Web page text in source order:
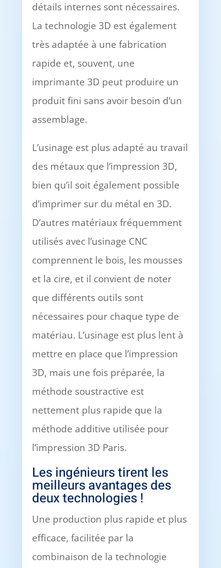
détails internes sont nécessaires.
La technologie 3D est également
très adaptée à une fabrication
rapide et, souvent, une
imprimante 3D peut produire un
produit fini sans avoir besoin d’un
assemblage.
L’usinage est plus adapté au travail
des métaux que l’impression 3D,
bien qu’il soit également possible
d’imprimer sur du métal en 3D.
D’autres matériaux fréquemment
utilisés avec l’usinage CNC
comprennent le bois, les mousses
et la cire, et il convient de noter
que différents outils sont
nécessaires pour chaque type de
matériau. L’usinage est plus lent à
mettre en place que l’impression
3D, mais une fois préparée, la
méthode soustractive est
nettement plus rapide que la
méthode additive utilisée pour
l’impression 3D Paris.
Les ingénieurs tirent les
meilleurs avantages des
deux technologies !
Une production plus rapide et plus
efficace, facilitée par la
combinaison de la technologie